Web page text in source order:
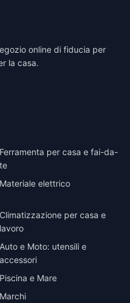
online di fiducia per
la casa.
Ferramenta per casa e fai-da-
te
Materiale elettrico
Climatizzazione per casa e
lavoro
Auto e Moto: utensili e
accessori
Piscina e Mare
Marchi